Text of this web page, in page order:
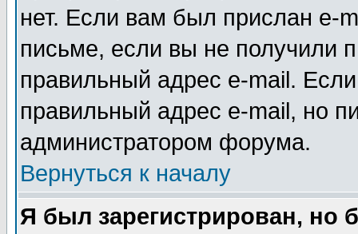
нет. Если вам был прислан e-
письме, если вы не получили
правильный адрес e-mail.
правильный адрес e-mail, но
администратором форума.
Вернуться к началу
Я был зарегистрирован, но